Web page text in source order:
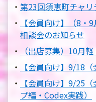
第23回須恵町チャ
【会員向け】（8・
相談会のお知らせ
（出店募集）10月
【会員向け】9/18
【会員向け】9/25
プ編・Codex実践）